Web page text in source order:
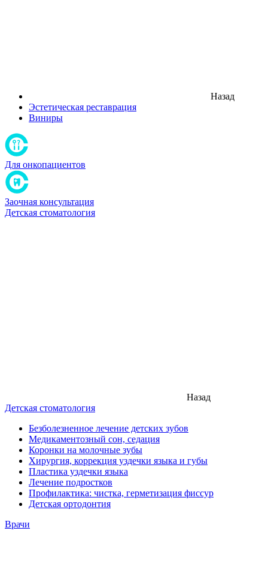
Назад
Эстетическая реставрация
Виниры
Для онкопациентов
Заочная консультация
Детская стоматология
Назад
Детская стоматология
Безболезненное лечение детских зубов
Медикаментозный сон, седация
Коронки на молочные зубы
Хирургия, коррекция уздечки языка и губы
Пластика уздечки языка
Лечение подростков
Профилактика: чистка, герметизация фиссур
Детская ортодонтия
Врачи